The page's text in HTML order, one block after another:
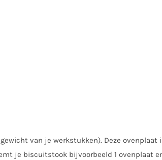
van je werkstukken). Deze ovenplaat
je biscuitstook bijvoorbeeld 1 ovenplaat